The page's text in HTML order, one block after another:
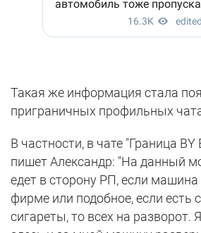
Такая же информация стала
приграничных профильных
В частности, в чате "Граница
пишет Александр: "На данный
едет в сторону РП, если машина
фирме или подобное, если есть
сигареты, то всех на разворот.